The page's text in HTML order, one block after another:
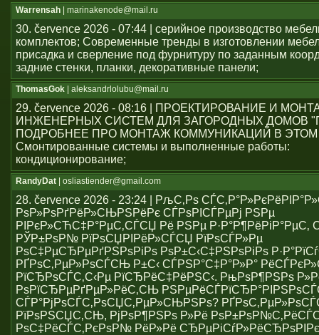
Warrensah | marinakenode@mail.ru
30. července 2026 - 07:44 | серийное производство
комплектов; Современные тренды в изготовлении
присадка и сверление под фурнитуру по заданным
задние стенки, планки, декоративные панели;
ThomasGok | aleksandrlolubu@mail.ru
29. července 2026 - 08:16 | ПРОЕКТИРОВАНИЕ И
ИНЖЕНЕРНЫХ СИСТЕМ ДЛЯ ЗАГОРОДНЫХ ДОМОВ
ПОДРОБНЕЕ ПРО МОНТАЖ КОММУНИКАЦИЙ В
Смонтированные системы и выполненные работы:
кондиционирование;
RandyDat | osliastiender@gmail.com
28. července 2026 - 23:24 | РљС‚Рѕ
РѕР»РѕРґРёР»СЊРЅРёРє СЃРѕРІСЃРµРј РЅРµ
РІРєР»СЋС‡Р°РµС‚СЃСЏ Рё РЅРµ Р·Р°Р¶РёРіР°РµС‚
РЎР±РѕР№ РїРѕСЏРІРёР»СЃСЏ РїРѕСЃР»Рµ
РѕС‡РµСЂРµРґРЅРѕРіРѕ РѕР±С‹С‡РЅРѕРіРѕ
РҐРѕС‚РµР»РѕСЃСЊ Р±С‹ СЃРЅР°С‡Р°Р»Р°
РїСЂРѕСЃС‚С‹Рµ РїСЂРёС‡РёРЅС‹. РњРѕР¶РЅРѕ
РѕРїСЂРµРґРµР»РёС‚СЊ
СЃР°РјРѕСЃС‚РѕСЏС‚РµР»СЊРЅРѕ?
РїРѕРЅСЏС‚СЊ, РјРѕР¶РЅРѕ Р»Рё
РѕС‡РёСЃС‚РєРѕР№ РёР»Рё